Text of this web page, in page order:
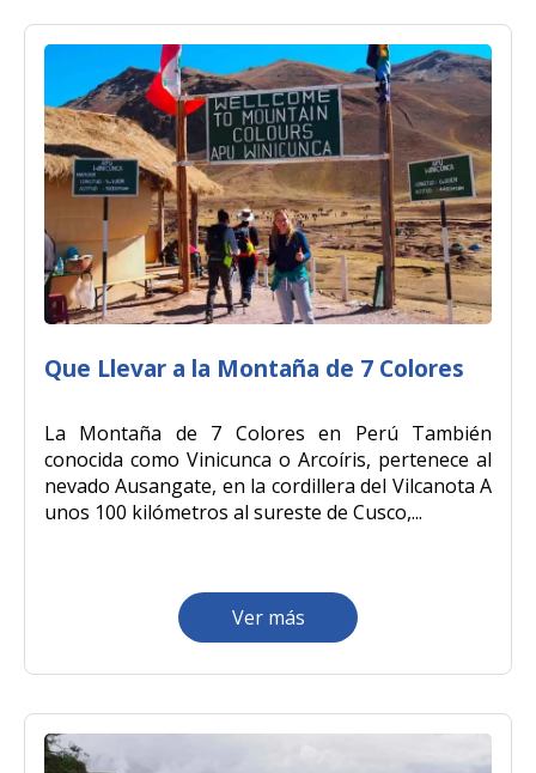
Que Llevar a la Montaña de 7 Colores
La Montaña de 7 Colores en Perú También
conocida como Vinicunca o Arcoíris, pertenece al
nevado Ausangate, en la cordillera del Vilcanota A
unos 100 kilómetros al sureste de Cusco,...
Ver más